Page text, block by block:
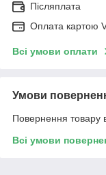
Післяплата
Оплата картою
Всі умови оплати
Умови
Повернення товару
Всі умови